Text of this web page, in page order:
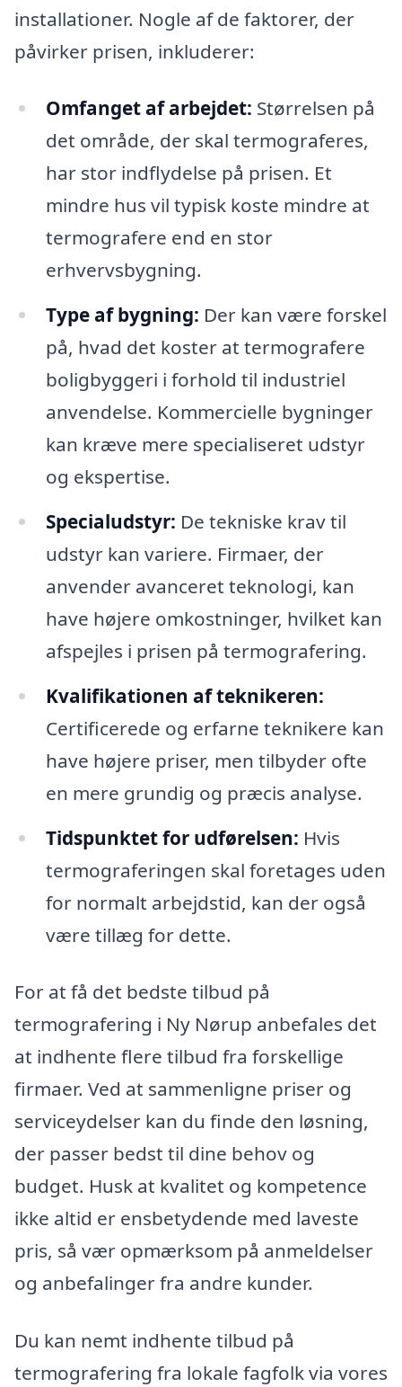
installationer. Nogle af de faktorer, der
påvirker prisen, inkluderer:
Omfanget af arbejdet: Størrelsen på
det område, der skal termograferes,
har stor indflydelse på prisen. Et
mindre hus vil typisk koste mindre at
termografere end en stor
erhvervsbygning.
Type af bygning: Der kan være forskel
på, hvad det koster at termografere
boligbyggeri i forhold til industriel
anvendelse. Kommercielle bygninger
kan kræve mere specialiseret udstyr
og ekspertise.
Specialudstyr: De tekniske krav til
udstyr kan variere. Firmaer, der
anvender avanceret teknologi, kan
have højere omkostninger, hvilket kan
afspejles i prisen på termografering.
Kvalifikationen af teknikeren:
Certificerede og erfarne teknikere kan
have højere priser, men tilbyder ofte
en mere grundig og præcis analyse.
Tidspunktet for udførelsen: Hvis
termograferingen skal foretages uden
for normalt arbejdstid, kan der også
være tillæg for dette.
For at få det bedste tilbud på
termografering i Ny Nørup anbefales det
at indhente flere tilbud fra forskellige
firmaer. Ved at sammenligne priser og
serviceydelser kan du finde den løsning,
der passer bedst til dine behov og
budget. Husk at kvalitet og kompetence
ikke altid er ensbetydende med laveste
pris, så vær opmærksom på anmeldelser
og anbefalinger fra andre kunder.
Du kan nemt indhente tilbud på
termografering fra lokale fagfolk via vores